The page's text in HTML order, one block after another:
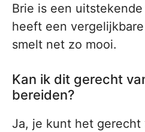
Brie is een
heeft een
smelt net zo mooi.
Kan ik dit gerecht
bereiden?
Ja, je kunt het gerecht